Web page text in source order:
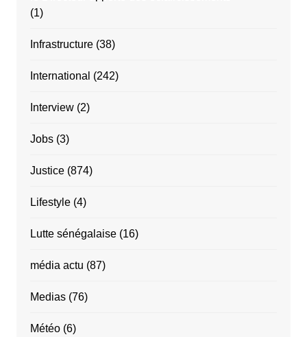
(1)
Infrastructure(38)
International (242)
Interview(2)
Jobs(3)
Justice(874)
Lifestyle(4)
Lutte sénégalaise(16)
média actu (87)
Medias(76)
Météo(6)